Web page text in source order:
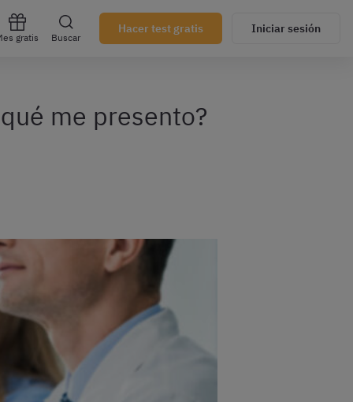
gratis Buscar
Hacer test gratis Iniciar sesión
me presento?